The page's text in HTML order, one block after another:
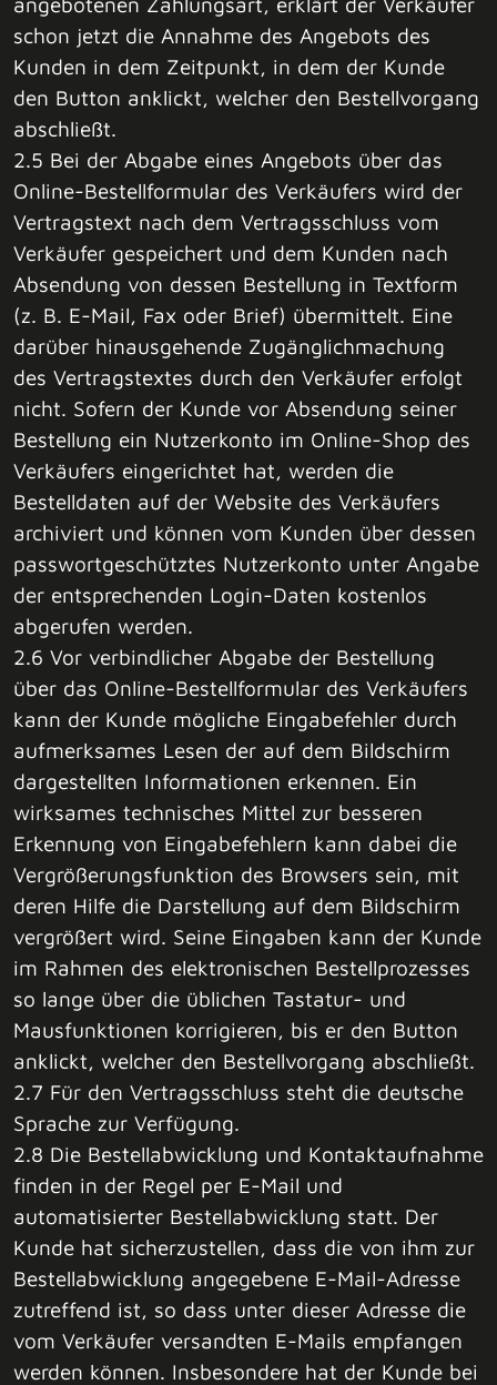
schon jetzt die Annahme des Angebots des
Kunden in dem Zeitpunkt, in dem der Kunde
den Button anklickt, welcher den Bestellvorgang
abschließt.
2.5 Bei der Abgabe eines Angebots über das
Online-Bestellformular des Verkäufers wird der
Vertragstext nach dem Vertragsschluss vom
Verkäufer gespeichert und dem Kunden nach
Absendung von dessen Bestellung in Textform
(z. B. E-Mail, Fax oder Brief) übermittelt. Eine
darüber hinausgehende Zugänglichmachung
des Vertragstextes durch den Verkäufer erfolgt
nicht. Sofern der Kunde vor Absendung seiner
Bestellung ein Nutzerkonto im Online-Shop des
Verkäufers eingerichtet hat, werden die
Bestelldaten auf der Website des Verkäufers
archiviert und können vom Kunden über dessen
passwortgeschütztes Nutzerkonto unter Angabe
der entsprechenden Login-Daten kostenlos
abgerufen werden.
2.6 Vor verbindlicher Abgabe der Bestellung
über das Online-Bestellformular des Verkäufers
kann der Kunde mögliche Eingabefehler durch
aufmerksames Lesen der auf dem Bildschirm
dargestellten Informationen erkennen. Ein
wirksames technisches Mittel zur besseren
Erkennung von Eingabefehlern kann dabei die
Vergrößerungsfunktion des Browsers sein, mit
deren Hilfe die Darstellung auf dem Bildschirm
vergrößert wird. Seine Eingaben kann der Kunde
im Rahmen des elektronischen Bestellprozesses
so lange über die üblichen Tastatur- und
Mausfunktionen korrigieren, bis er den Button
anklickt, welcher den Bestellvorgang abschließt.
2.7 Für den Vertragsschluss steht die deutsche
Sprache zur Verfügung.
2.8 Die Bestellabwicklung und Kontaktaufnahme
finden in der Regel per E-Mail und
automatisierter Bestellabwicklung statt. Der
Kunde hat sicherzustellen, dass die von ihm zur
Bestellabwicklung angegebene E-Mail-Adresse
zutreffend ist, so dass unter dieser Adresse die
vom Verkäufer versandten E-Mails empfangen
werden können. Insbesondere hat der Kunde bei